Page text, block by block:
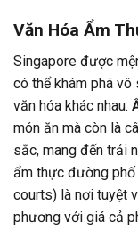
Văn Hóa Ẩm
Singapore được
có thể khám phá
văn hóa khác nhau.
món ăn mà còn là
sắc, mang đến trải
ẩm thực đường
courts) là nơi tuyệt
phương với giá cả